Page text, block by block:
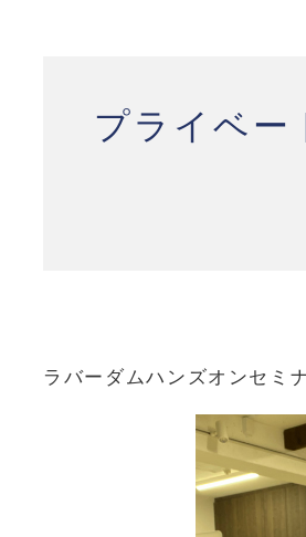
プライベー
ラバーダムハンズオンセミ